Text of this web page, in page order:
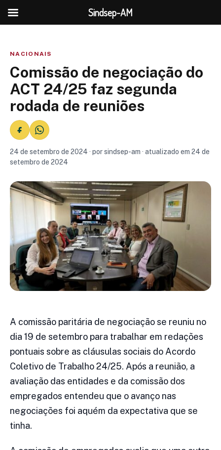
NACIONAIS
Comissão de negociação do
ACT 24/25 faz segunda
rodada de reuniões
24 de setembro de 2024 · por sindsep-am · atualizado em 24 de
setembro de 2024
A comissão paritária de negociação se reuniu no
dia 19 de setembro para trabalhar em redações
pontuais sobre as cláusulas sociais do Acordo
Coletivo de Trabalho 24/25. Após a reunião, a
avaliação das entidades e da comissão dos
empregados entendeu que o avanço nas
negociações foi aquém da expectativa que se
tinha.
Sindsep-AM